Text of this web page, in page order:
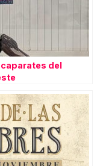
del